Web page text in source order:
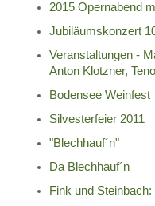
2015 Opernabend
Jubiläumskonzert
Veranstaltungen -
Anton Klotzner,
Bodensee Weinfest
Silvesterfeier 2011
"Blechhauf´n"
Da Blechhauf´n
Fink und